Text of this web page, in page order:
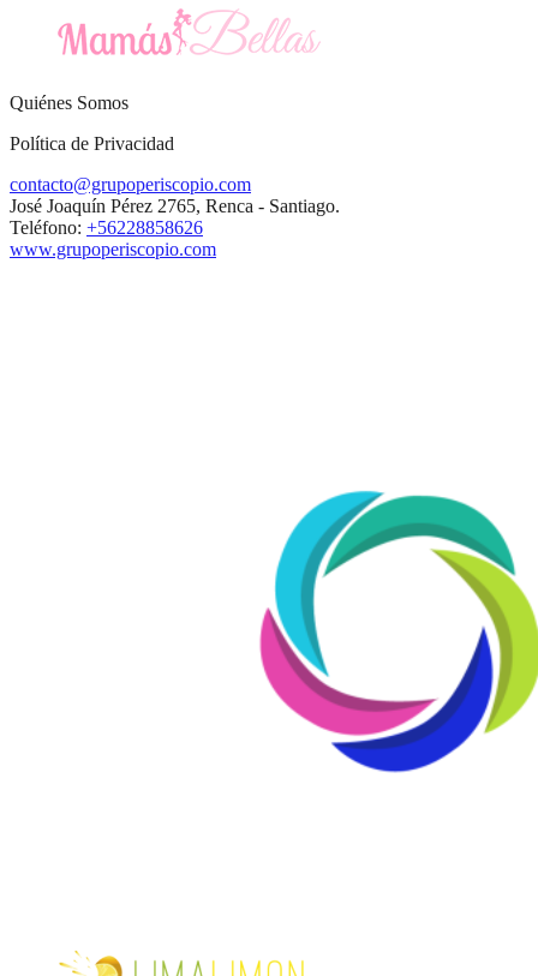
Quiénes Somos
Política de Privacidad
contacto@grupoperiscopio.com
José Joaquín Pérez 2765, Renca - Santiago.
Teléfono: +56228858626
www.grupoperiscopio.com